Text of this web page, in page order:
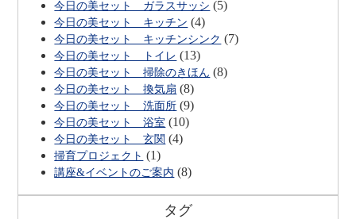
今日の美セット ガラスサッシ (5)
今日の美セット キッチン (4)
今日の美セット キッチンシンク (7)
今日の美セット トイレ (13)
今日の美セット 掃除のきほん (8)
今日の美セット 換気扇 (8)
今日の美セット 洗面所 (9)
今日の美セット 浴室 (10)
今日の美セット 玄関 (4)
掃育プロジェクト (1)
講座&イベントのご案内 (8)
タグ